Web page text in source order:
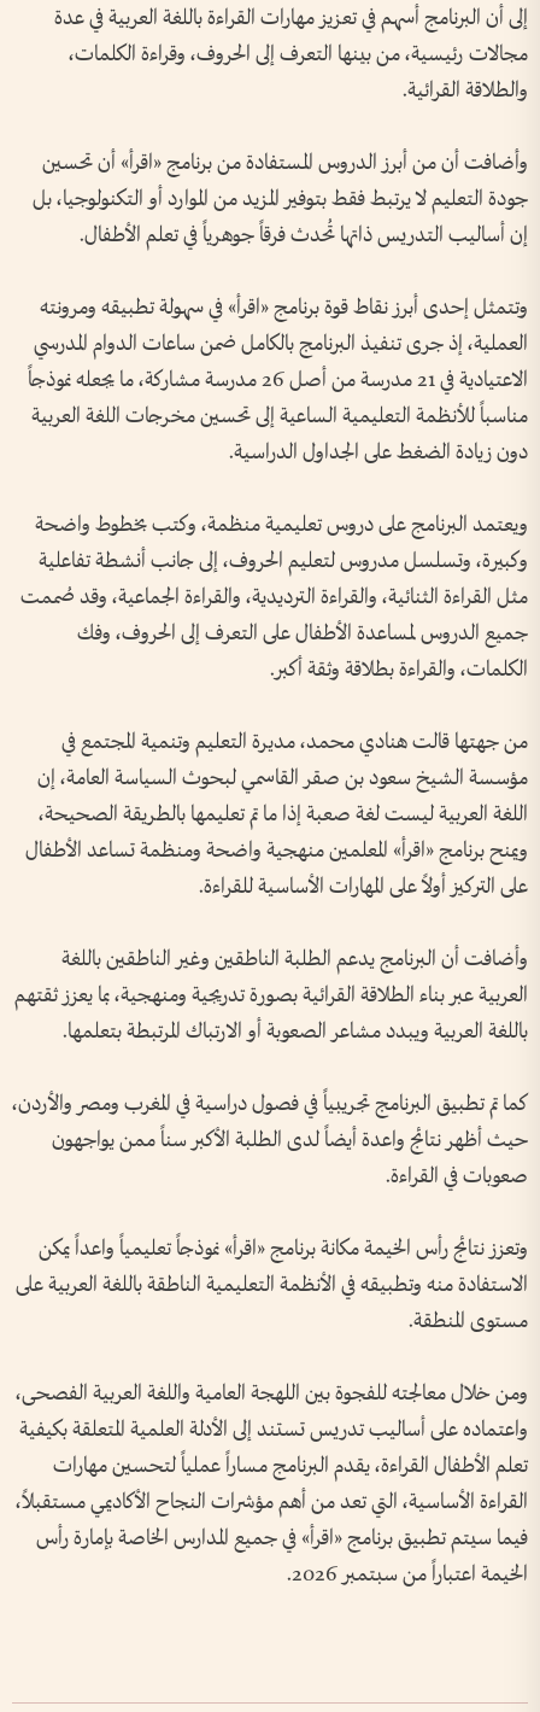
إلى أن البرنامج أسهم في تعزيز مهارات القراءة باللغة العربية في عدة
مجالات رئيسية، من بينها التعرف إلى الحروف، وقراءة الكلمات،
والطلاقة القرائية.
وأضافت أن من أبرز الدروس المستفادة من برنامج «اقرأ» أن تحسين
جودة التعليم لا يرتبط فقط بتوفير المزيد من الموارد أو التكنولوجيا، بل
إن أساليب التدريس ذاتها تُحدث فرقاً جوهرياً في تعلم الأطفال.
وتتمثل إحدى أبرز نقاط قوة برنامج «اقرأ» في سهولة تطبيقه ومرونته
العملية، إذ جرى تنفيذ البرنامج بالكامل ضمن ساعات الدوام المدرسي
الاعتيادية في 21 مدرسة من أصل 26 مدرسة مشاركة، ما يجعله نموذجاً
مناسباً للأنظمة التعليمية الساعية إلى تحسين مخرجات اللغة العربية
دون زيادة الضغط على الجداول الدراسية.
ويعتمد البرنامج على دروس تعليمية منظمة، وكتب بخطوط واضحة
وكبيرة، وتسلسل مدروس لتعليم الحروف، إلى جانب أنشطة تفاعلية
مثل القراءة الثنائية، والقراءة الترديدية، والقراءة الجماعية، وقد صُممت
جميع الدروس لمساعدة الأطفال على التعرف إلى الحروف، وفك
الكلمات، والقراءة بطلاقة وثقة أكبر.
من جهتها قالت هنادي محمد، مديرة التعليم وتنمية المجتمع في
مؤسسة الشيخ سعود بن صقر القاسمي لبحوث السياسة العامة، إن
اللغة العربية ليست لغة صعبة إذا ما تم تعليمها بالطريقة الصحيحة،
ويمنح برنامج «اقرأ» المعلمين منهجية واضحة ومنظمة تساعد الأطفال
على التركيز أولاً على المهارات الأساسية للقراءة.
وأضافت أن البرنامج يدعم الطلبة الناطقين وغير الناطقين باللغة
العربية عبر بناء الطلاقة القرائية بصورة تدريجية ومنهجية، بما يعزز ثقتهم
باللغة العربية ويبدد مشاعر الصعوبة أو الارتباك المرتبطة بتعلمها.
كما تم تطبيق البرنامج تجريبياً في فصول دراسية في المغرب ومصر والأردن،
حيث أظهر نتائج واعدة أيضاً لدى الطلبة الأكبر سناً ممن يواجهون
صعوبات في القراءة.
وتعزز نتائج رأس الخيمة مكانة برنامج «اقرأ» نموذجاً تعليمياً واعداً يمكن
الاستفادة منه وتطبيقه في الأنظمة التعليمية الناطقة باللغة العربية على
مستوى المنطقة.
ومن خلال معالجته للفجوة بين اللهجة العامية واللغة العربية الفصحى،
واعتماده على أساليب تدريس تستند إلى الأدلة العلمية المتعلقة بكيفية
تعلم الأطفال القراءة، يقدم البرنامج مساراً عملياً لتحسين مهارات
القراءة الأساسية، التي تعد من أهم مؤشرات النجاح الأكاديمي مستقبلاً،
فيما سيتم تطبيق برنامج «اقرأ» في جميع المدارس الخاصة بإمارة رأس
الخيمة اعتباراً من سبتمبر 2026.